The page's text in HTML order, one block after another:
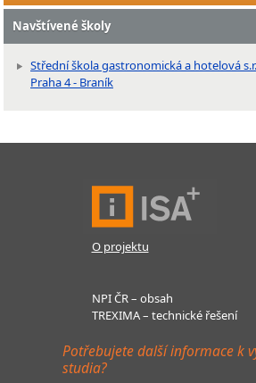
Navštívené školy
Střední škola gastronomická a hotelová
Praha 4 - Braník
O projektu
NPI ČR – obsah
TREXIMA – technické řešení
Potřebujete další informace k
studia?